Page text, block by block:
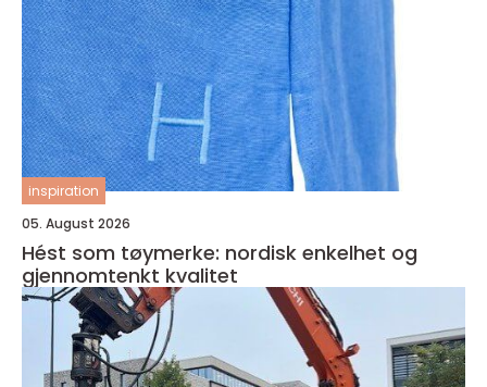
inspiration
05. August 2026
Hést som tøymerke: nordisk enkelhet og
gjennomtenkt kvalitet